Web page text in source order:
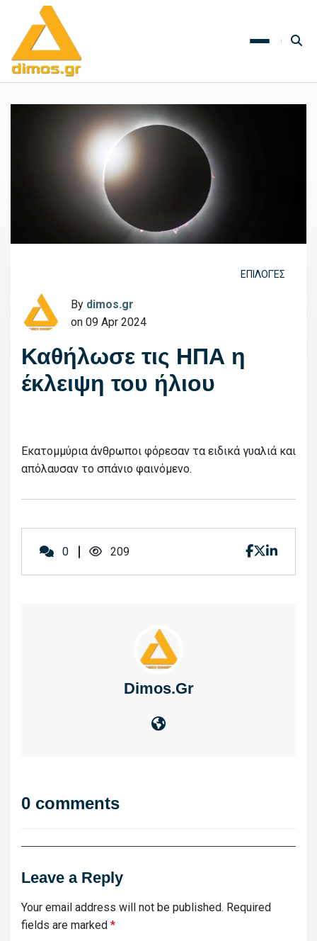
ΕΠΙΛΟΓΈΣ
By dimos.gr
on 09 Apr 2024
Καθήλωσε τις ΗΠΑ η
έκλειψη του ήλιου
Εκατομμύρια άνθρωποι φόρεσαν τα ειδικά γυαλιά και
απόλαυσαν το σπάνιο φαινόμενο.
0 209
Dimos.gr
0 comments
Leave a Reply
Your email address will not be published. Required
fields are marked *